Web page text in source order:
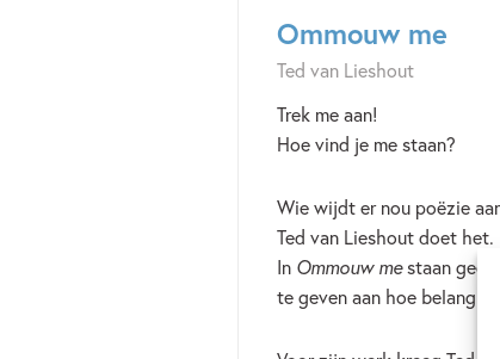
Ommouw me
Ted van Lieshout
Trek me aan!
Hoe vind je me staan?
Wie wijdt er nou poëzie
Ted van Lieshout doet het.
In Ommouw mestaan
te geven aan hoe